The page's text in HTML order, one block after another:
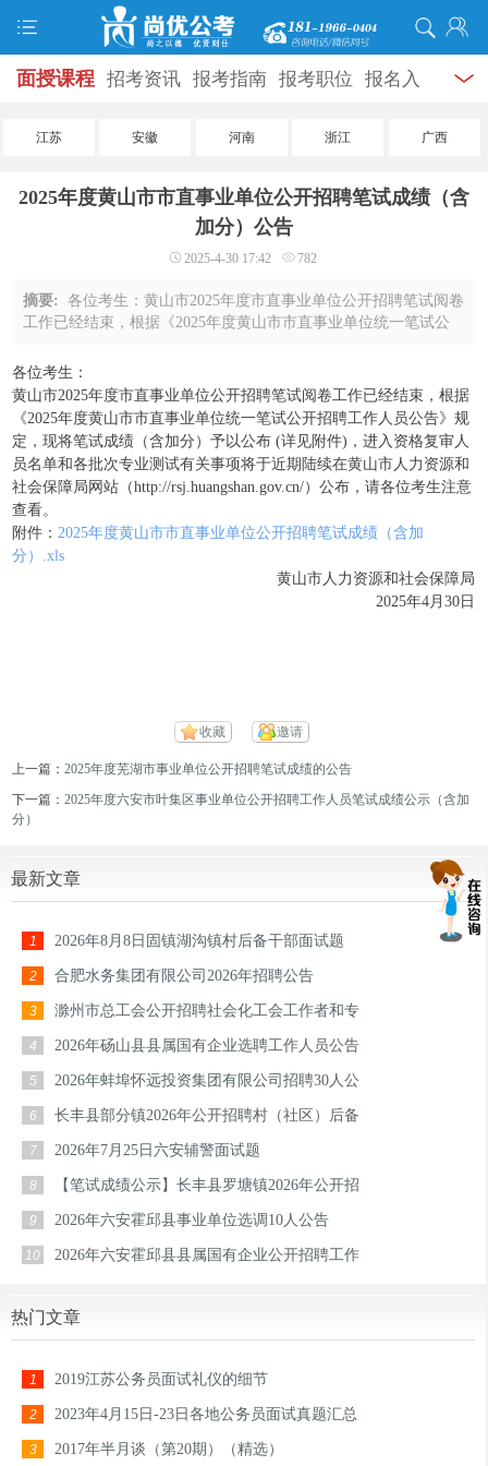
面授课程 招考资讯 报考指南 报考职位 报名入
打准考证 成绩查询 面试公告 录用公示 辅导
学员风采 名师团队
江苏 安徽 河南 浙江 广西
2025年度黄山市市直事业单位公开招聘笔试成绩（含
加分）公告
2025-4-30 17:42 782
摘要: 各位考生：黄山市2025年度市直事业单位公开招聘笔试阅卷
工作已经结束，根据《2025年度黄山市市直事业单位统一笔试公
(详见附件)，进入资格复审人员名单和 ...
各位考生：
黄山市2025年度市直事业单位公开招聘笔试阅卷工作已经结束，根据
《2025年度黄山市市直事业单位统一笔试公开招聘工作人员公告》规
定，现将笔试成绩（含加分）予以公布 (详见附件)，进入资格复审人
员名单和各批次专业测试有关事项将于近期陆续在黄山市人力资源和
社会保障局网站（http://rsj.huangshan.gov.cn/）公布，请各位考生注意
查看。
附件：2025年度黄山市市直事业单位公开招聘笔试成绩（含加
分）.xls
黄山市人力资源和社会保障局
2025年4月30日
收藏 邀请
上一篇：2025年度芜湖市事业单位公开招聘笔试成绩的公告
下一篇：2025年度六安市叶集区事业单位公开招聘工作人员笔试成绩公示（含加
分）
最新文章
1 2026年8月8日固镇湖沟镇村后备干部面试题
2 合肥水务集团有限公司2026年招聘公告
3 滁州市总工会公开招聘社会化工会工作者和专
4 2026年砀山县县属国有企业选聘工作人员公告
5 2026年蚌埠怀远投资集团有限公司招聘30人公
6 长丰县部分镇2026年公开招聘村（社区）后备
7 2026年7月25日六安辅警面试题
8 【笔试成绩公示】长丰县罗塘镇2026年公开招
9 2026年六安霍邱县事业单位选调10人公告
10 2026年六安霍邱县县属国有企业公开招聘工作
热门文章
1 2019江苏公务员面试礼仪的细节
2 2023年4月15日-23日各地公务员面试真题汇总
3 2017年半月谈（第20期）（精选）